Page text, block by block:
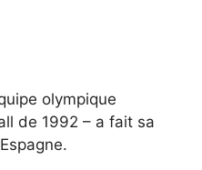
olympique
de 1992 – a fait sa